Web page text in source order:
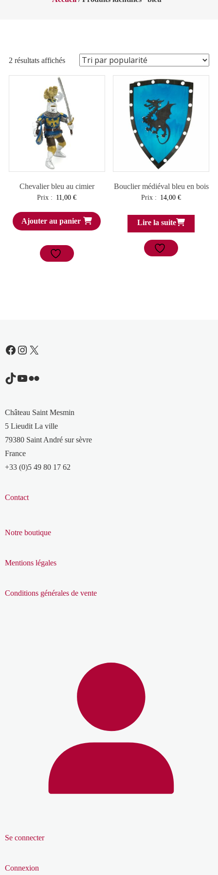
2 résultats affichésTrié
par
Chevalier bleu au cimier
Prix : 11,00€
Ajouter au panier
Bouclier médiéval bleu en bois
Prix : 14,00€
Lire la suite
Facebook
Instagram
X
TikTok
YouTube
Flickr
Château Saint Mesmin
5 Lieudit La ville
79380 Saint André sur sèvre
France
+33 (0)5 49 80 17 62
Contact
Notre boutique
Mentions légales
Conditions générales de vente
Se connecter
Connexion